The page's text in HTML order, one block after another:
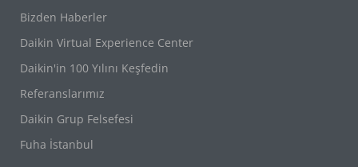
Bizden Haberler
Daikin Virtual Experience Center
Daikin'in 100 Yılını Keşfedin
Referanslarımız
Daikin Grup Felsefesi
Fuha İstanbul